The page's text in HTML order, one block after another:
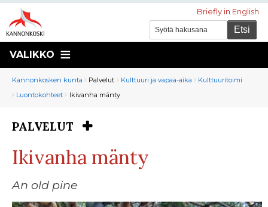
Briefly in English
VALIKKO
Murupolku
You
are
Kannonkosken kunta Palvelut Kulttuuri ja vapaa-aika
Kulttuuritoimi
Luontokohteet
Ikivanha mänty
You
here:
PALVELUT
Ikivanha mänty
An old pine